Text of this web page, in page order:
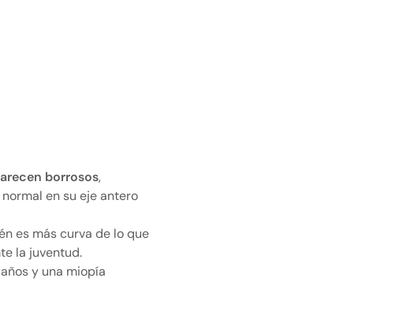
borrosos,
en su eje antero
es más curva de lo que
la juventud.
y una miopía